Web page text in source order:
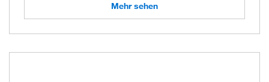
Mehr sehen